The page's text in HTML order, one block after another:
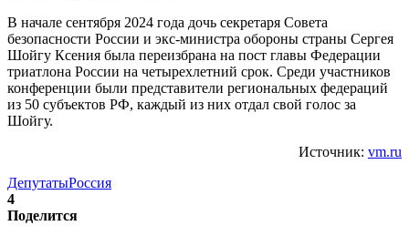
В начале сентября 2024 года дочь секретаря Совета
безопасности России и экс-министра обороны страны Сергея
Шойгу Ксения была переизбрана на пост главы Федерации
триатлона России на четырехлетний срок. Среди участников
конференции были представители региональных федераций
из 50 субъектов РФ, каждый из них отдал свой голос за
Шойгу.
Источник: vm.ru
ДепутатыРоссия
4
Поделится